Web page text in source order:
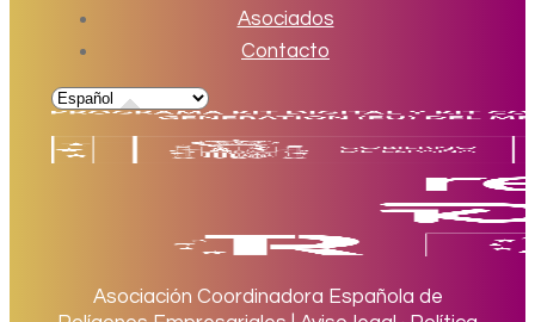
Asociados
Contacto
Asociación Coordinadora Española de